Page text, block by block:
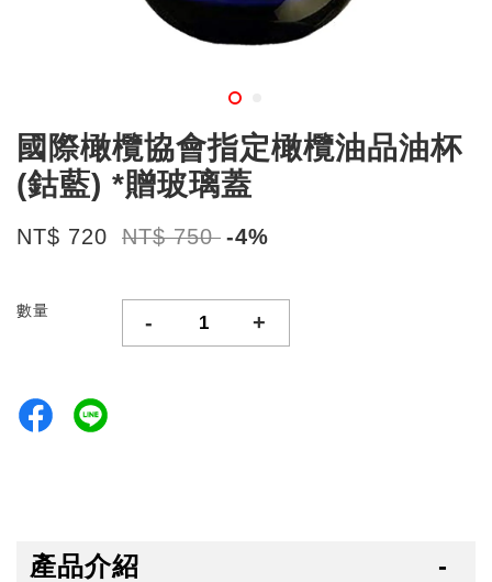
國際橄欖協會指定橄欖油品油杯
(鈷藍) *贈玻璃蓋
NT$ 720 NT$ 750 -4%
數量 - +
產品介紹